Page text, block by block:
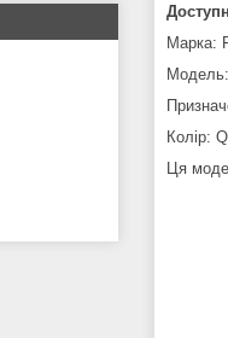
Марка:
Колір:
Ця